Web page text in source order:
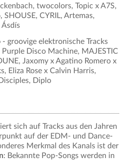
twocolors, Topic x A7S,
SHOUSE, CYRIL, Artemas,
Ásdís
- groovige elektronische Tracks
Disco Machine, MAJESTIC
Jaxomy x Agatino Romero x
Eliza Rose x Calvin Harris,
Diplo
sich auf Tracks aus den Jahren
auf der EDM- und Dance-
Merkmal des Kanals ist der
: Bekannte Pop-Songs werden in